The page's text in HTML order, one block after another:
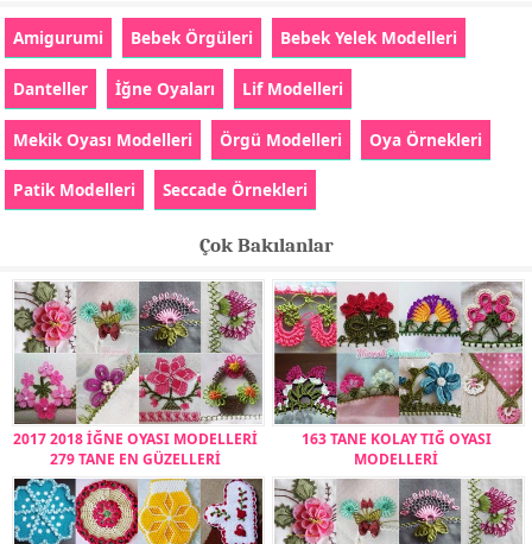
Amigurumi Bebek Örgüleri Bebek Yelek Modelleri
Danteller İğne Oyaları Lif Modelleri
Mekik Oyası Modelleri Örgü Modelleri Oya Örnekleri
Patik Modelleri Seccade Örnekleri
Çok Bakılanlar
2017 2018 İĞNE OYASI MODELLERİ
279 TANE EN GÜZELLERİ
163 TANE KOLAY TIĞ OYASI
MODELLERİ